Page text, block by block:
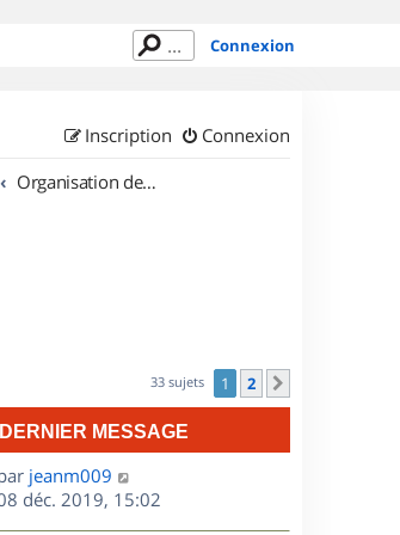
Connexion
Connexion
Inscription
Organisation de sorties en région Haute Normandie
33 sujets 1 2
DERNIER MESSAGE
jeanm009
déc. 2019, 15:02